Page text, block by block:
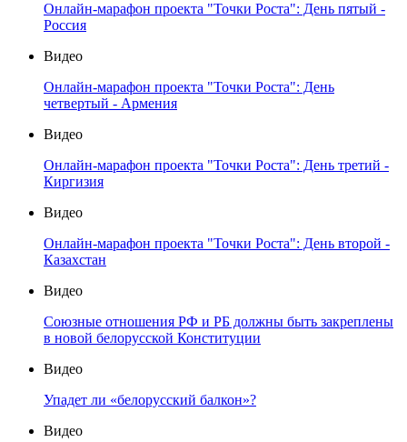
Онлайн-марафон проекта "Точки Роста": День пятый -
Россия
Видео
Онлайн-марафон проекта "Точки Роста": День
четвертый - Армения
Видео
Онлайн-марафон проекта "Точки Роста": День третий -
Киргизия
Видео
Онлайн-марафон проекта "Точки Роста": День второй -
Казахстан
Видео
Союзные отношения РФ и РБ должны быть закреплены
в новой белорусской Конституции
Видео
Упадет ли «белорусский балкон»?
Видео